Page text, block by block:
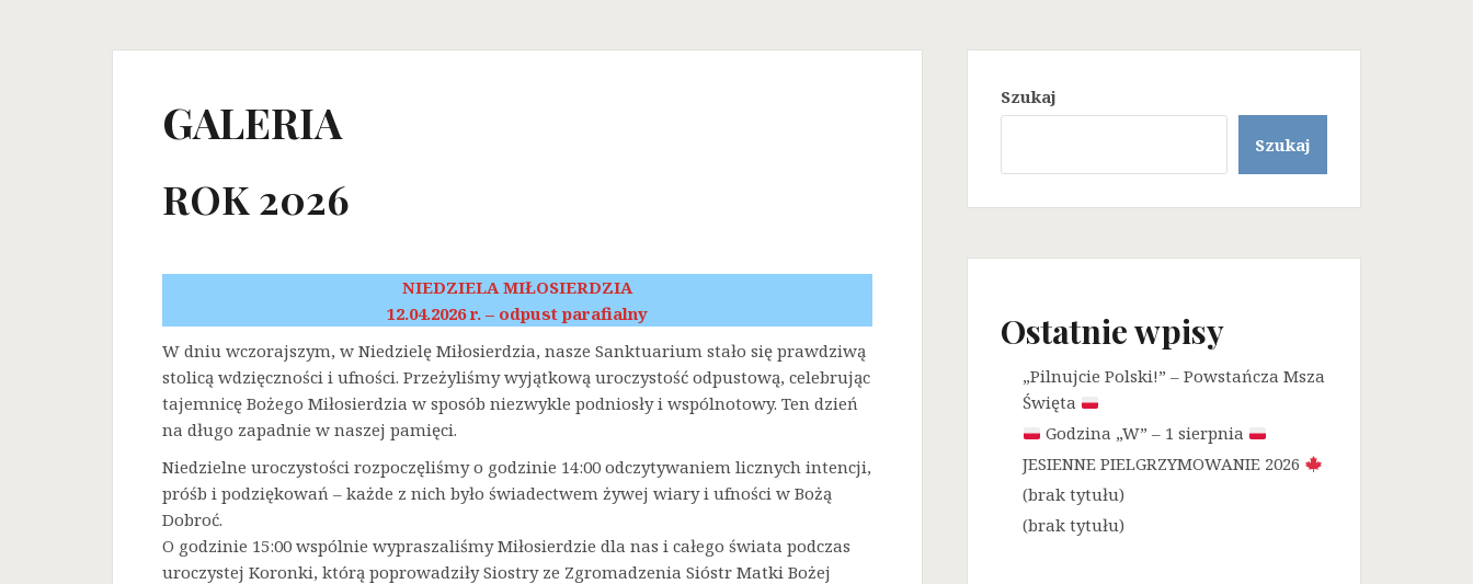
GALERIA
ROK 2026
NIEDZIELA MIŁOSIERDZIA
12.04.2026 r. – odpust parafialny
W dniu wczorajszym, w Niedzielę Miłosierdzia, nasze Sanktuarium stało się prawdziwą
stolicą wdzięczności i ufności. Przeżyliśmy wyjątkową uroczystość odpustową, celebrując
tajemnicę Bożego Miłosierdzia w sposób niezwykle podniosły i wspólnotowy. Ten dzień
na długo zapadnie w naszej pamięci.
Niedzielne uroczystości rozpoczęliśmy o godzinie 14:00 odczytywaniem licznych intencji,
próśb i podziękowań – każde z nich było świadectwem żywej wiary i ufności w Bożą
Dobroć.
O godzinie 15:00 wspólnie wypraszaliśmy Miłosierdzie dla nas i całego świata podczas
uroczystej Koronki, którą poprowadziły Siostry ze Zgromadzenia Sióstr Matki Bożej
Szukaj
Szukaj
Ostatnie wpisy
„Pilnujcie Polski!” – Powstańcza Msza
Święta
Godzina „W” – 1 sierpnia
JESIENNE PIELGRZYMOWANIE 2026
(brak tytułu)
(brak tytułu)